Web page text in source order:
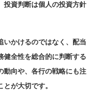
投資判断は個人の投資方針
いかけるのではなく、配当
健全性を総合的に判断する
動向や、各行の戦略にも注
が大切です。